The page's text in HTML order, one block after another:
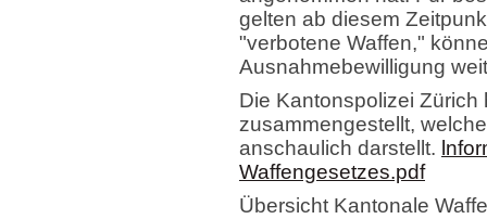
gelten ab diesem
"verbotene Waffen,"
Ausnahmebewilligung
Die Kantonspolizei Zürich
zusammengestellt,
anschaulich darstellt.
Waffengesetzes.pdf
Übersicht Kantonale